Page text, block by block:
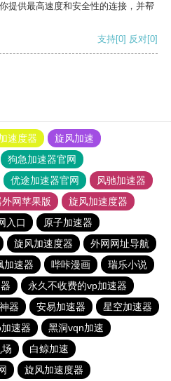
提供最高速度和安全性的连接，并帮
支持[0] 反对[0]
速度器
旋风加速
狗急加速器官网
优途加速器官网
风驰加速器
网苹果版
旋风加速度器
入口
原子加速器
旋风加速度器
外网网址导航
加速器 哔咔漫画
瑞乐小说
永久不收费的vp加速器
器 安易加速器
星空加速器
速器
黑洞vqn加速
白鲸加速
旋风加速度器